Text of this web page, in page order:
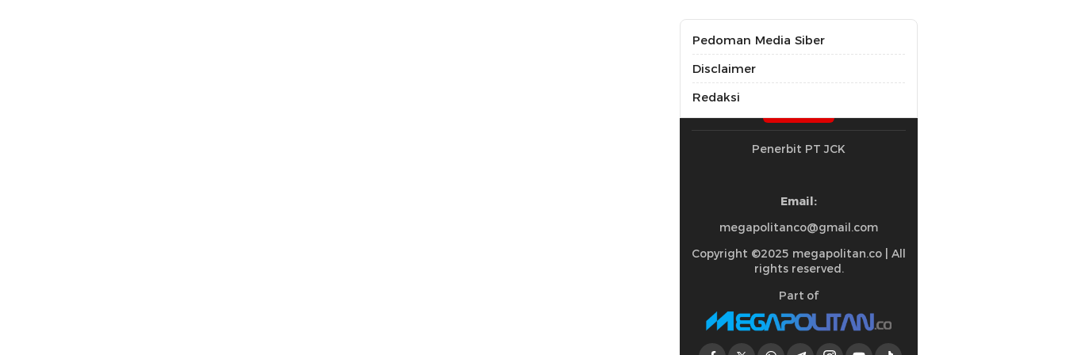
Pedoman Media Siber
Disclaimer
Redaksi
Penerbit PT JCK
Email:
megapolitanco@gmail.com
Copyright ©2025 megapolitan.co | All
rights reserved.
Part of